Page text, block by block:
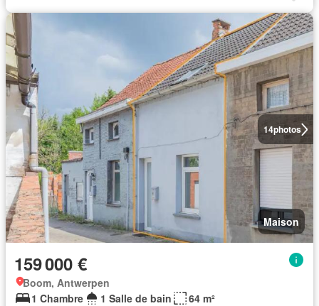
14photos
Maison
159 000 €
Boom, Antwerpen
1 Chambre
1 Salle de bain
64 m²